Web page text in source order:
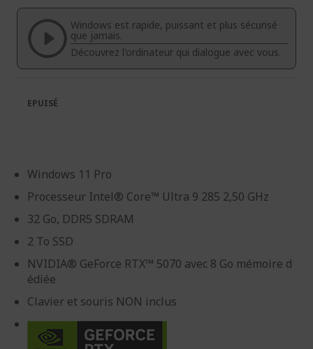
de
galerie
d’images
de
Galerie
d’images
Windows est rapide, puissant et plus sécurisé
que jamais.
Découvrez l'ordinateur qui dialogue avec vous.
Windows 11 Pro
Processeur Intel® Core™ Ultra 9 285 2,50 GHz
32 Go, DDR5 SDRAM
2 To SSD
NVIDIA® GeForce RTX™ 5070 avec 8 Go mémoire d
édiée
Clavier et souris NON inclus
EPUISÉ